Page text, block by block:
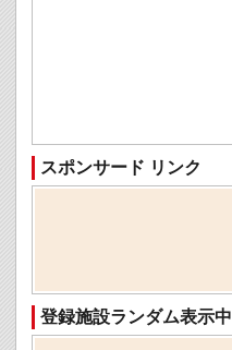
スポンサード リンク
登録施設ランダム表示中